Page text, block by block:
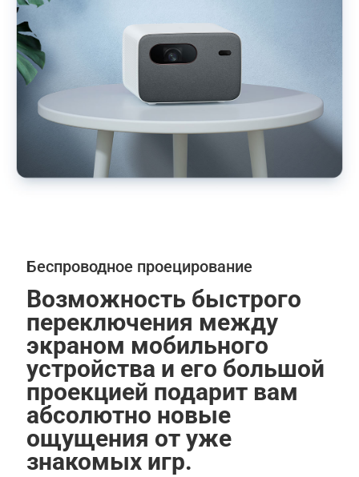
Беспроводное проецирование
Возможность быстрого
переключения между
экраном мобильного
устройства и его большой
проекцией подарит вам
абсолютно новые
ощущения от уже
знакомых игр.